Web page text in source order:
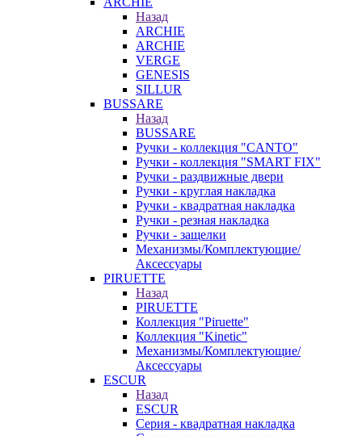
Назад
ARCHIE
ARCHIE
VERGE
GENESIS
SILLUR
BUSSARE
Назад
BUSSARE
Ручки - коллекция "CANTO"
Ручки - коллекция "SMART FIX"
Ручки - раздвижные двери
Ручки - круглая накладка
Ручки - квадратная накладка
Ручки - резная накладка
Ручки - защелки
Механизмы/Комплектующие/
Аксессуары
PIRUETTE
Назад
PIRUETTE
Коллекция "Piruette"
Коллекция "Kinetic"
Механизмы/Комплектующие/
Аксессуары
ESCUR
Назад
ESCUR
Серия - квадратная накладка